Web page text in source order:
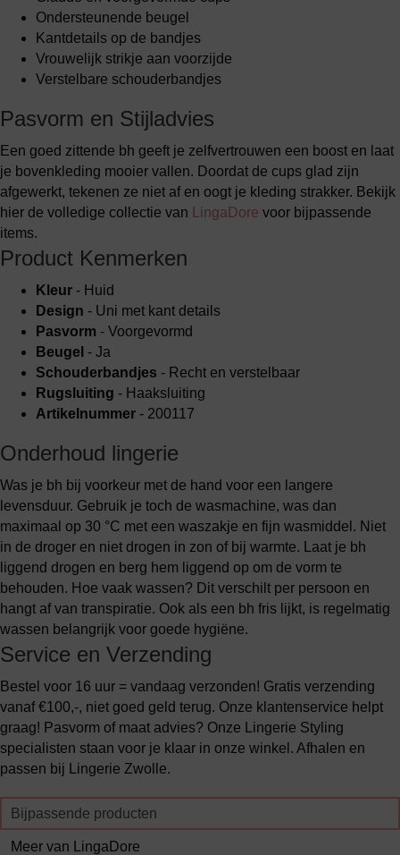
Ondersteunende beugel
Kantdetails op de bandjes
Vrouwelijk strikje aan voorzijde
Verstelbare schouderbandjes
Pasvorm en Stijladvies
Een goed zittende bh geeft je zelfvertrouwen een boost en laat
je bovenkleding mooier vallen. Doordat de cups glad zijn
afgewerkt, tekenen ze niet af en oogt je kleding strakker. Bekijk
hier de volledige collectie van
LingaDore voor bijpassende
items.
Product Kenmerken
Kleur - Huid
Design - Uni met kant details
Pasvorm - Voorgevormd
Beugel - Ja
Schouderbandjes - Recht en verstelbaar
Rugsluiting - Haaksluiting
Artikelnummer - 200117
Onderhoud lingerie
Was je bh bij voorkeur met de hand voor een langere
levensduur. Gebruik je toch de wasmachine, was dan
maximaal op 30 °C met een waszakje en fijn wasmiddel. Niet
in de droger en niet drogen in zon of bij warmte. Laat je bh
liggend drogen en berg hem liggend op om de vorm te
behouden. Hoe vaak wassen? Dit verschilt per persoon en
hangt af van transpiratie. Ook als een bh fris lijkt, is regelmatig
wassen belangrijk voor goede hygiëne.
Service en Verzending
Bestel voor 16 uur = vandaag verzonden! Gratis verzending
vanaf €100,-, niet goed geld terug. Onze klantenservice helpt
graag! Pasvorm of maat advies? Onze Lingerie Styling
specialisten staan voor je klaar in onze winkel. Afhalen en
passen bij Lingerie Zwolle.
Bijpassende producten
Meer van LingaDore